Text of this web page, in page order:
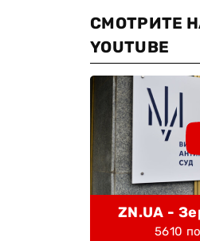
СМОТРИТЕ
YOUTUBE
ZN.UA -
5610